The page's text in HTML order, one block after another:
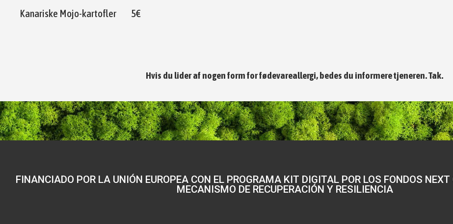
Kanariske Mojo-kartofler 5€
Hvis du lider af nogen form for fødevareallergi, bedes du informere tjeneren. Tak.
FINANCIADO POR LA UNIÓN EUROPEA CON EL PROGRAMA KIT DIGITAL POR LOS FONDOS
MECANISMO DE RECUPERACIÓN Y RESILIENCIA